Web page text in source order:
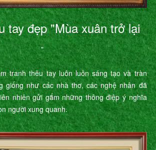
tay đẹp "Mùa xuân trở lại
"
tranh thêu tay luôn luôn sáng tạo và tràn
giống như các nhà thơ, các nghệ nhân đã
nhiên gửi gắm những thông điệp ý nghĩa
người xung quanh.